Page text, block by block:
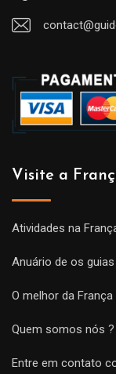
Visite a
Atividades na
Anuário de os
O melhor da
Quem somos nós ?
Entre em contato